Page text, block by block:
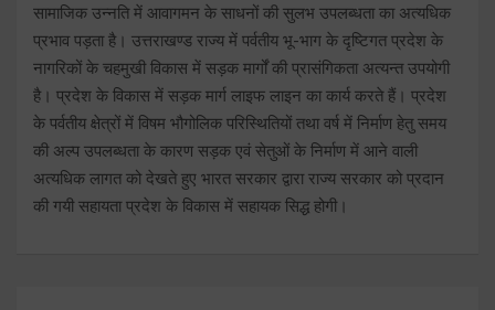
सामाजिक उन्नति में आवागमन के साधनों की सुलभ उपलब्धता का अत्यधिक
प्रभाव पड़ता है। उत्तराखण्ड राज्य में पर्वतीय भू-भाग के दृष्टिगत प्रदेश के
नागरिकों के चहमुखी विकास में सड़क मार्गों की प्रासंगिकता अत्यन्त उपयोगी
है। प्रदेश के विकास में सड़क मार्ग लाइफ लाइन का कार्य करते हैं। प्रदेश
के पर्वतीय क्षेत्रों में विषम भौगोलिक परिस्थितियों तथा वर्ष में निर्माण हेतु समय
की अल्प उपलब्धता के कारण सड़क एवं सेतुओं के निर्माण में आने वाली
अत्यधिक लागत को देखते हुए भारत सरकार द्वारा राज्य सरकार को प्रदान
की गयी सहायता प्रदेश के विकास में सहायक सिद्ध होगी।